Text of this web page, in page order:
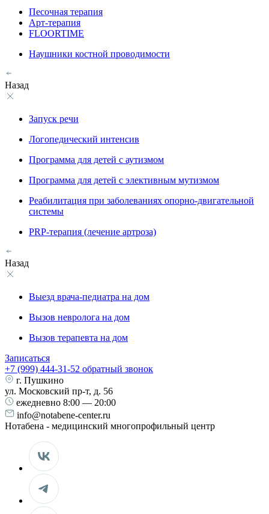
Песочная терапия
Арт-терапия
FLOORTIME
Наушники костной проводимости
Назад
Запуск речи
Логопедический интенсив
Программа для детей с аутизмом
Программа для детей с элективным мутизмом
Реабилитация при заболеваниях опорно-двигательной
системы
PRP-терапия (лечение артроза)
Назад
Выезд врача-педиатра на дом
Вызов невролога на дом
Вызов терапевта на дом
Записаться
+7 (999) 444-31-52 обратный звонок
г. Пушкино
ул. Московский пр-т, д. 56
ежедневно 8:00 — 20:00
info@notabene-center.ru
Нотабена - медицинский многопрофильный центр